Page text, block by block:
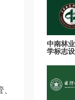
中南林
学标志